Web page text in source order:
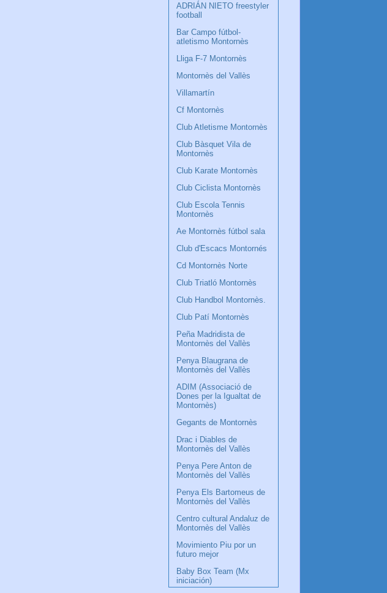
ADRIÁN NIETO freestyler
football
Bar Campo fútbol-
atletismo Montornès
Lliga F-7 Montornès
Montornès del Vallès
Villamartín
Cf Montornès
Club Atletisme Montornès
Club Bàsquet Vila de
Montornès
Club Karate Montornès
Club Ciclista Montornès
Club Escola Tennis
Montornès
Ae Montornès fútbol sala
Club d'Escacs Montornés
Cd Montornès Norte
Club Triatló Montornès
Club Handbol Montornès.
Club Patí Montornès
Peña Madridista de
Montornès del Vallès
Penya Blaugrana de
Montornès del Vallès
ADIM (Associació de
Dones per la Igualtat de
Montornès)
Gegants de Montornès
Drac i Diables de
Montornès del Vallès
Penya Pere Anton de
Montornès del Vallès
Penya Els Bartomeus de
Montornès del Vallès
Centro cultural Andaluz de
Montornès del Vallès
Movimiento Piu por un
futuro mejor
Baby Box Team (Mx
iniciación)